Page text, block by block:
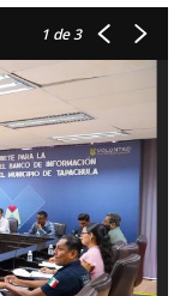
1 de 3